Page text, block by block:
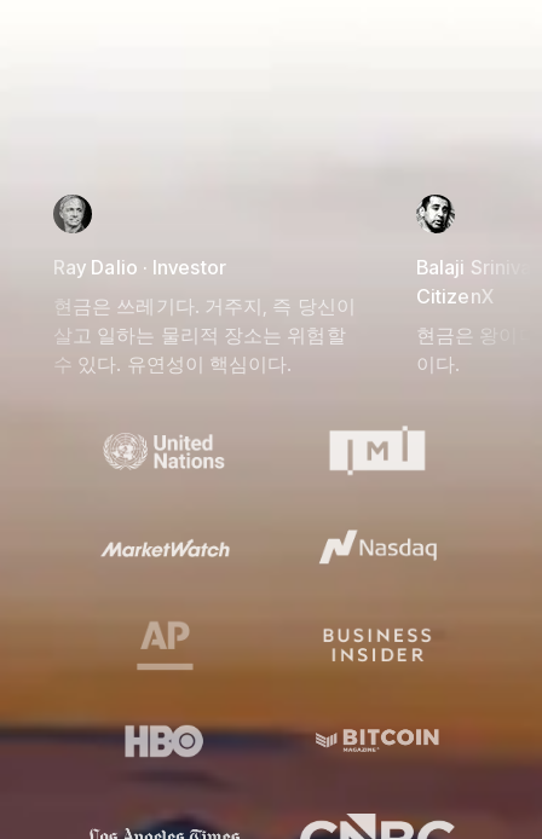
Ray Dalio · Investor
현금은 쓰레기다. 거주지, 즉 당신이
살고 일하는 물리적 장소는 위험할
수 있다. 유연성이 핵심이다.
Balaji
CitizenX
현금은 왕이
이다.